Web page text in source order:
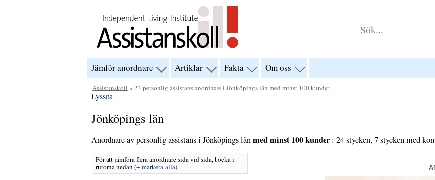
Jämför anordnare
visa
menyn
för
Artiklar visa
menyn
för
Fakta visa
menyn
för
Om oss
visa
menyn
för
Assistanskoll » 24 personlig assistans anordnare i Jönköpings län med minst 100 kunder
Lyssna
Jönköpings län
Anordnare av personlig assistans i Jönköpings länmed minst 100 kunder : 24 stycken, 7 stycken med
För att jämföra flera anordnare sida vid sida, bocka i
rutorna nedan (+ markera alla)